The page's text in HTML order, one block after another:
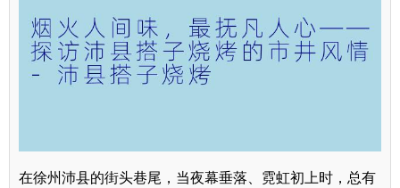
在徐州沛县的街头巷尾，当夜幕垂落、霓虹初上时，总有